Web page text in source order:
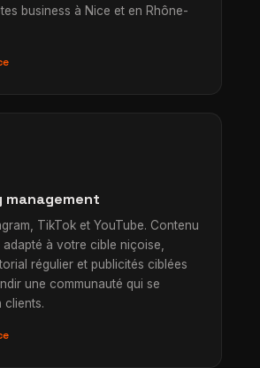
business à Nice et en Rhône-
management
TikTok et YouTube. Contenu
à votre cible niçoise,
régulier et publicités ciblées
une communauté qui se
clients.